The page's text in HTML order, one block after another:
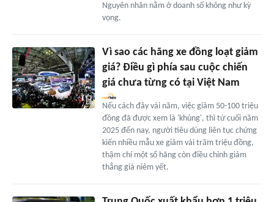
Nguyên nhân nằm ở doanh số không như kỳ
vọng.
Vì sao các hãng xe đồng loạt giảm
giá? Điều gì phía sau cuộc chiến
giá chưa từng có tại Việt Nam
Nếu cách đây vài năm, việc giảm 50-100 triệu
đồng đã được xem là 'khủng', thì từ cuối năm
2025 đến nay, người tiêu dùng liên tục chứng
kiến nhiều mẫu xe giảm vài trăm triệu đồng,
thậm chí một số hãng còn điều chỉnh giảm
thẳng giá niêm yết.